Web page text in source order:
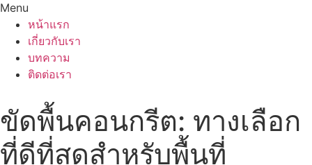
Menu
หน้าแรก
เกี่ยวกับเรา
บทความ
ติดต่อเรา
ขัดพื้นคอนกรีต: ทางเลือก
ที่ดีที่สุดสำหรับพื้นที่